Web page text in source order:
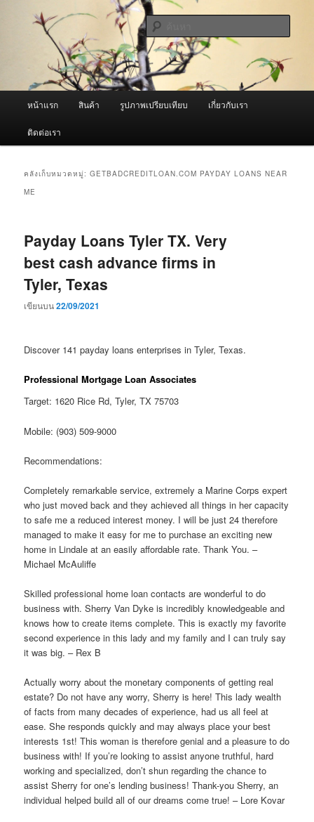
ผู้นำเข้าเครื่องพ่นหมอกควัน Best
Fogger / Fogger One และ อะไหล่
จำหน่ายเครื่องพ่นหมอกควัน คุณภาพดี บริการด้วยความจริงใจ
หน้าแรก สินค้า รูปภาพเปรียบเทียบ เกี่ยวกับเรา
ติดต่อเรา
คลังเก็บหมวดหมู่:GETBADCREDITLOAN.COM PAYDAY LOANS NEAR
ME
Payday Loans Tyler TX. Very
best cash advance firms in
Tyler, Texas
เขียนบน22/09/2021
Discover 141 payday loans enterprises in Tyler, Texas.
Professional Mortgage Loan Associates
Target: 1620 Rice Rd, Tyler, TX 75703
Mobile: (903) 509-9000
Recommendations:
Completely remarkable service, extremely a Marine Corps expert
who just moved back and they achieved all things in her capacity
to safe me a reduced interest money. I will be just 24 therefore
managed to make it easy for me to purchase an exciting new
home in Lindale at an easily affordable rate. Thank You. –
Michael McAuliffe
Skilled professional home loan contacts are wonderful to do
business with. Sherry Van Dyke is incredibly knowledgeable and
knows how to create items complete. This is exactly my favorite
second experience in this lady and my family and I can truly say
it was big. – Rex B
Actually worry about the monetary components of getting real
estate? Do not have any worry, Sherry is here! This lady wealth
of facts from many decades of experience, had us all feel at
ease. She responds quickly and may always place your best
interests 1st! This woman is therefore genial and a pleasure to do
business with! If you’re looking to assist anyone truthful, hard
working and specialized, don’t shun regarding the chance to
assist Sherry for one’s lending business! Thank-you Sherry, an
individual helped build all of our dreams come true! – Lore Kovar